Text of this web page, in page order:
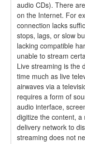
audio CDs). There
on the Internet. For
connection lacks
stops, lags, or slow
lacking compatible
unable to stream
Live streaming is the
time much as live
airwaves via a
requires a form of
audio interface,
digitize the content,
delivery network to
streaming does not